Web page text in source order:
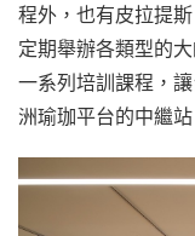
程外，也有皮拉提
定期舉辦各類型的
一系列培訓課程，
洲瑜珈平台的中繼站